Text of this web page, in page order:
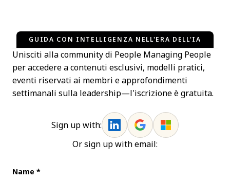
GUIDA CON INTELLIGENZA NELL'ERA DELL'IA
Unisciti alla community di People Managing People
per accedere a contenuti esclusivi, modelli pratici,
eventi riservati ai membri e approfondimenti
settimanali sulla leadership—l'iscrizione è gratuita.
Sign up with:
Or sign up with email:
Name *